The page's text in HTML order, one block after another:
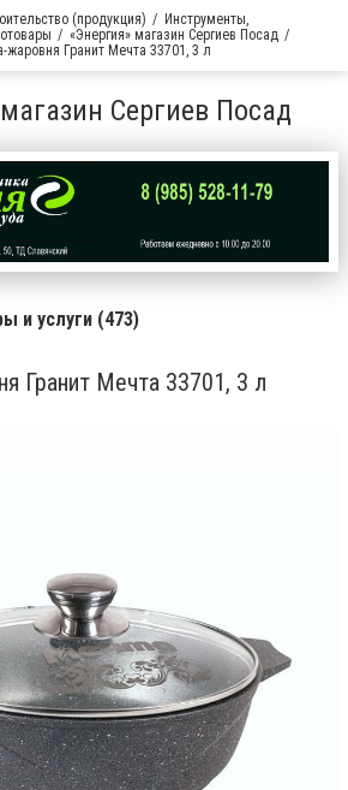
(продукция)
Инструменты,
«Энергия» магазин Сергиев Посад
жаровня Гранит Мечта 33701, 3 л
Сергиев Посад
и услуги (473)
Гранит Мечта 33701, 3 л